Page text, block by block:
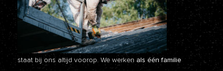
staat bij ons altijd voorop. We werken als één familie